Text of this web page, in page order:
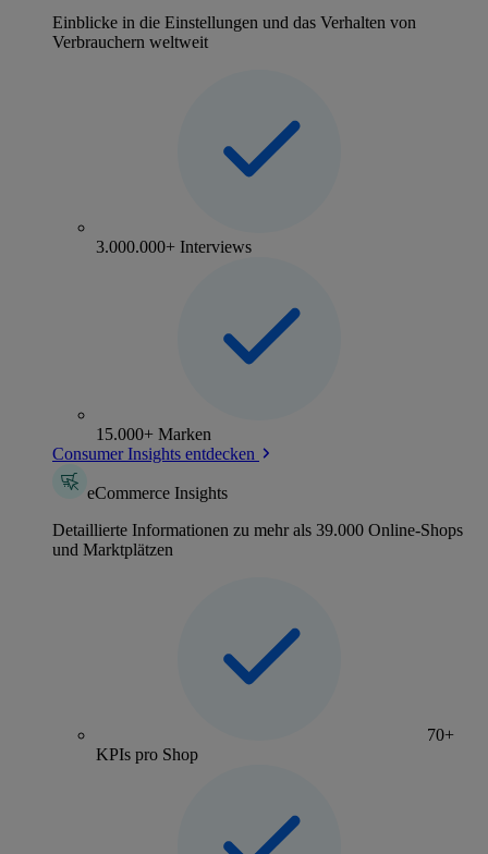
Einblicke in die Einstellungen und das Verhalten von
Verbrauchern weltweit
3.000.000+ Interviews
15.000+ Marken
Consumer Insights entdecken
eCommerce Insights
Detaillierte Informationen zu mehr als 39.000 Online-Shops
und Marktplätzen
70+
KPIs pro Shop